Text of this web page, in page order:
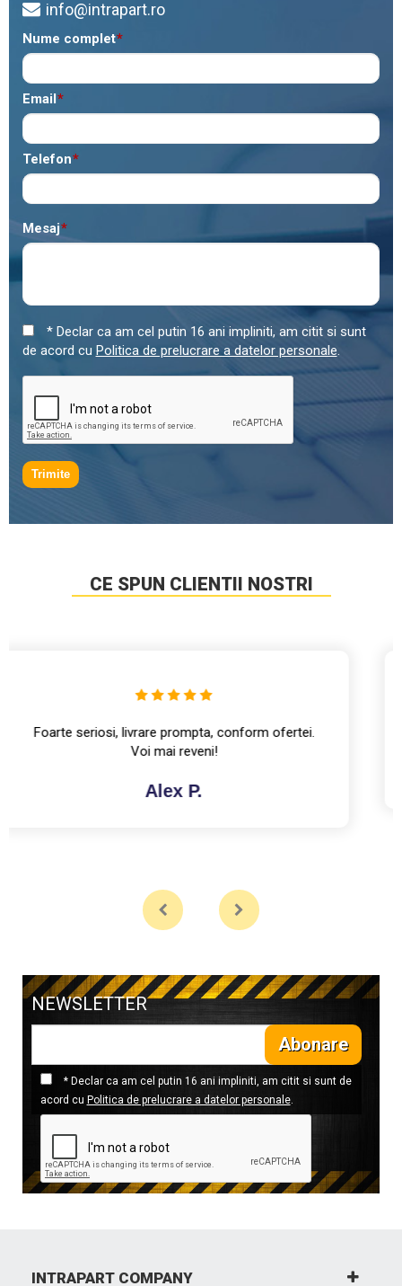
info@intrapart.ro
*
Nume complet
*
Email
*
Telefon
*
Mesaj
* Declar ca am cel putin 16 ani impliniti, am citit si sunt
de acord cu Politica de prelucrare a datelor personale.
Trimite
CE SPUN CLIENTII NOSTRI
NEWSLETTER
Abonare
* Declar ca am cel putin 16 ani impliniti, am citit si sunt de
acord cu Politica de prelucrare a datelor personale.
INTRAPART COMPANY